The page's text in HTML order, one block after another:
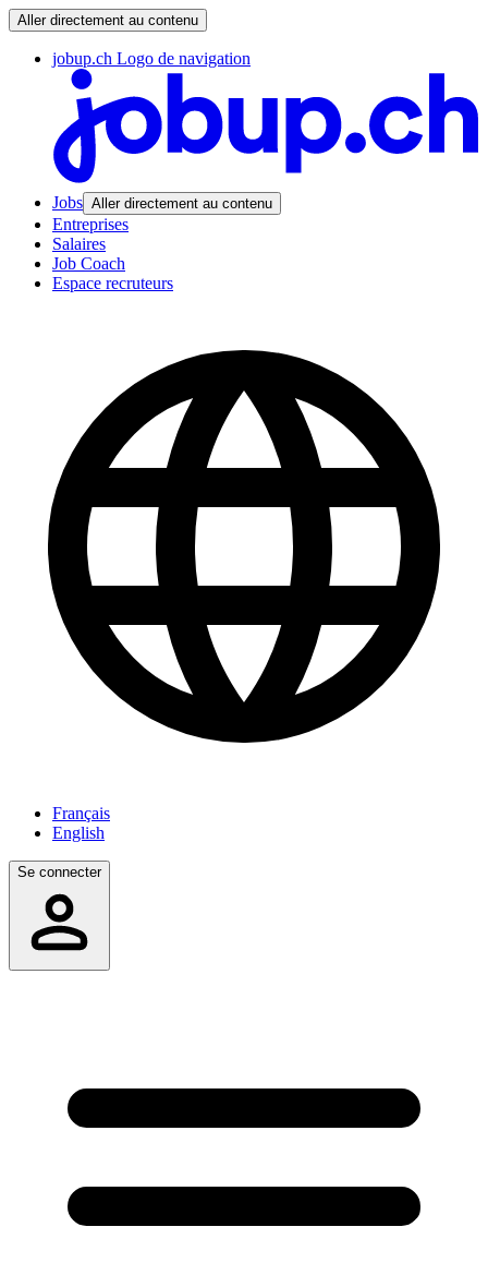
Aller directement au contenu
jobup.ch Logo de navigation
Jobs Aller directement au contenu
Entreprises
Salaires
Job Coach
Espace recruteurs
Français
English
Se connecter